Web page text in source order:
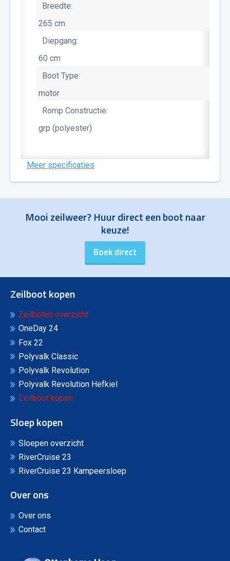
Breedte:
265 cm
Diepgang:
60 cm
Boot Type:
motor
Romp Constructie:
grp (polyester)
Meer specificaties
Mooi zeilweer? Huur direct een boot naar
keuze!
Zeilboot kopen
Zeilboten overzicht
OneDay 24
Fox 22
Polyvalk Classic
Polyvalk Revolution
Polyvalk Revolution Hefkiel
Zeilboot kopen
Sloep kopen
Sloepen overzicht
RiverCruise 23
RiverCruise 23 Kampeersloep
Over ons
Over ons
Contact